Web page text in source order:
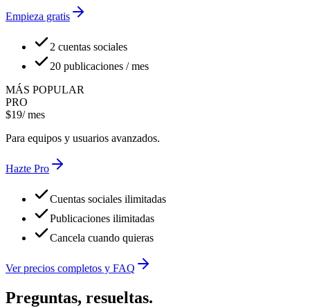
Empieza gratis
2 cuentas sociales
20 publicaciones / mes
MÁS POPULAR
PRO
$19/ mes
Para equipos y usuarios avanzados.
Hazte Pro
Cuentas sociales ilimitadas
Publicaciones ilimitadas
Cancela cuando quieras
Ver precios completos y FAQ
Preguntas, resueltas.